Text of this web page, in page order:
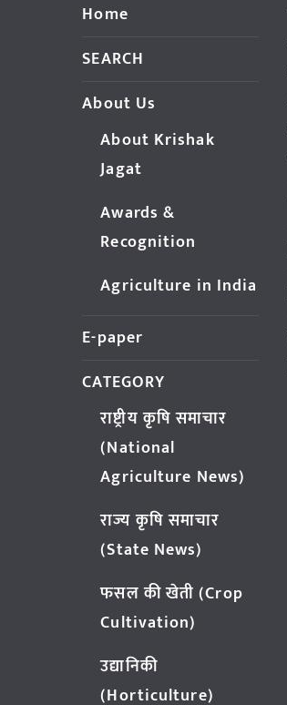
Home
SEARCH
About Us
About Krishak
Jagat
Awards &
Recognition
Agriculture in India
E-paper
CATEGORY
राष्ट्रीय कृषि समाचार
(National
Agriculture News)
राज्य कृषि समाचार
(State News)
फसल की खेती (Crop
Cultivation)
उद्यानिकी
(Horticulture)